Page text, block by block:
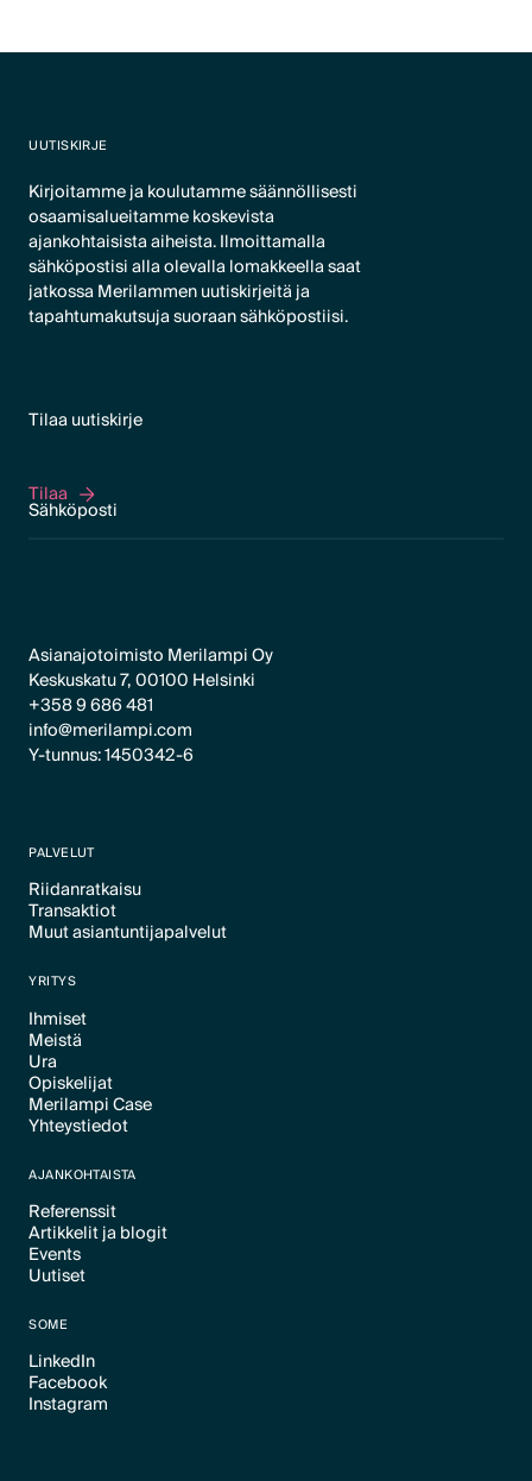
UUTISKIRJE
Kirjoitamme ja koulutamme säännöllisesti
osaamisalueitamme koskevista
ajankohtaisista aiheista. Ilmoittamalla
sähköpostisi alla olevalla lomakkeella saat
jatkossa Merilammen uutiskirjeitä ja
tapahtumakutsuja suoraan sähköpostiisi.
Tilaa uutiskirje
Tilaa
Tilaa
Asianajotoimisto Merilampi Oy
Keskuskatu 7, 00100 Helsinki
+358 9 686 481
info@merilampi.com
Y-tunnus: 1450342-6
PALVELUT
Riidanratkaisu
Text Link
Transaktiot
Text Link
Muut asiantuntijapalvelut
YRITYS
Ihmiset
Text Link
Meistä
Text Link
Ura
Text Link
Opiskelijat
Text Link
Merilampi Case
Text Link
Yhteystiedot
AJANKOHTAISTA
Referenssit
Text Link
Artikkelit ja blogit
Text Link
Events
Text Link
Uutiset
SOME
LinkedIn
Text Link
Facebook
Text Link
Instagram